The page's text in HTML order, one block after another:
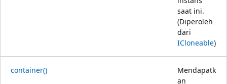
saat ini.
(Diperoleh
dari
ICloneable)
container()
Mendapatk
an